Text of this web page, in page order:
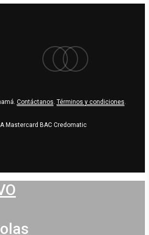
facebook
youtube
instagram
Contáctanos Términos y condiciones